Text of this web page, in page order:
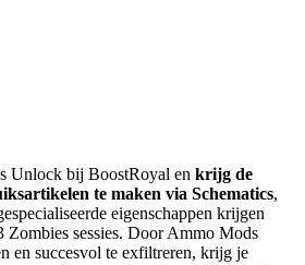
Unlock bij BoostRoyal en krijg de
te maken via Schematics,
eigenschappen krijgen
Zombies sessies. Door Ammo Mods
en succesvol te exfiltreren, krijg je